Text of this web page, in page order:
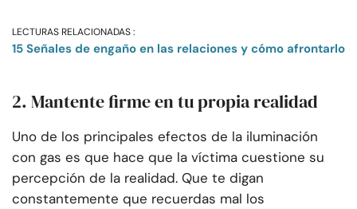
LECTURAS RELACIONADAS :
15 Señales de engaño en las relaciones y cómo afrontarlo
2. Mantente firme en tu propia realidad
Uno de los principales efectos de la iluminación
con gas es que hace que la víctima cuestione su
percepción de la realidad. Que te digan
constantemente que recuerdas mal los